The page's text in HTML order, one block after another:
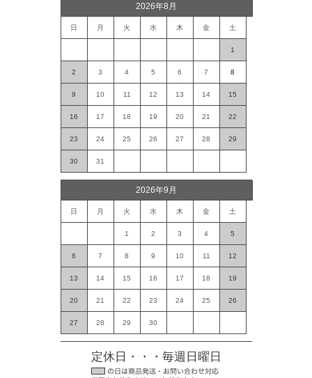
2026年8月
日 月 火 水 木 金 土
1
2 3 4 5 6 7 8
9 10 11 12 13 14 15
16 17 18 19 20 21 22
23 24 25 26 27 28 29
30 31
2026年9月
日 月 火 水 木 金 土
1 2 3 4 5
6 7 8 9 10 11 12
13 14 15 16 17 18 19
20 21 22 23 24 25 26
27 28 29 30
定休日・・・毎週日曜日